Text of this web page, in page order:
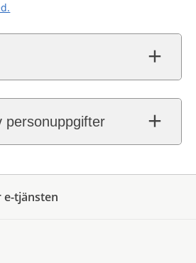
personuppgifter
e-tjänsten